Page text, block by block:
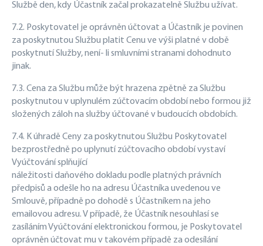
Službě den, kdy Účastník začal prokazatelně Službu užívat.
7.2. Poskytovatel je oprávněn účtovat a Účastník je povinen
za poskytnutou Službu platit Cenu ve výši platné v době
poskytnutí Služby, není- li smluvními stranami dohodnuto
jinak.
7.3. Cena za Službu může být hrazena zpětně za Službu
poskytnutou v uplynulém zúčtovacím období nebo formou již
složených záloh na služby účtované v budoucích obdobích.
7.4. K úhradě Ceny za poskytnutou Službu Poskytovatel
bezprostředně po uplynutí zúčtovacího období vystaví
Vyúčtování splňující
náležitosti daňového dokladu podle platných právních
předpisů a odešle ho na adresu Účastníka uvedenou ve
Smlouvě, případně po dohodě s Účastníkem na jeho
emailovou adresu. V případě, že Účastník nesouhlasí se
zasíláním Vyúčtování elektronickou formou, je Poskytovatel
oprávněn účtovat mu v takovém případě za odesílání